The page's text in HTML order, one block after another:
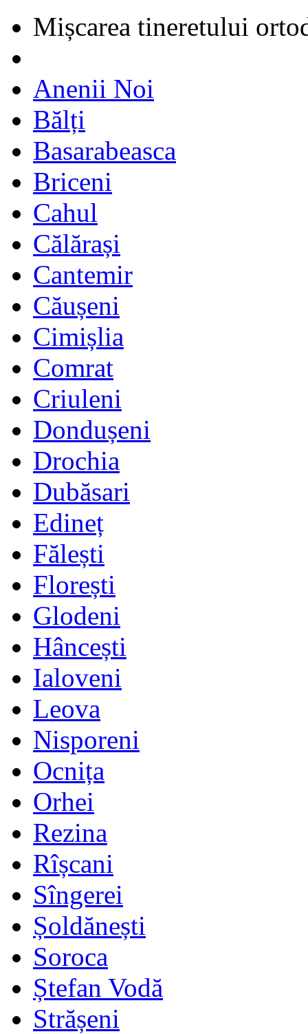
Mișcarea tineretului
Anenii Noi
Bălți
Basarabeasca
Briceni
Cahul
Călărași
Cantemir
Căușeni
Cimișlia
Comrat
Criuleni
Dondușeni
Drochia
Dubăsari
Edineț
Fălești
Florești
Glodeni
Hâncești
Ialoveni
Leova
Nisporeni
Ocnița
Orhei
Rezina
Rîșcani
Sîngerei
Șoldănești
Soroca
Ștefan Vodă
Strășeni